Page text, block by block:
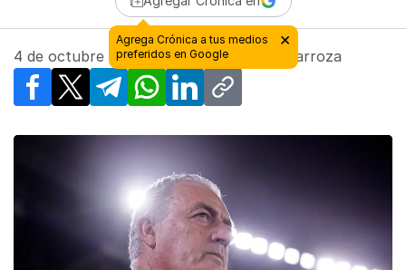
4 de octubre de 2025 - 15:47| Por Will Larroza
Facebook
X TelegramWhatsApp
LinkedInCopy link